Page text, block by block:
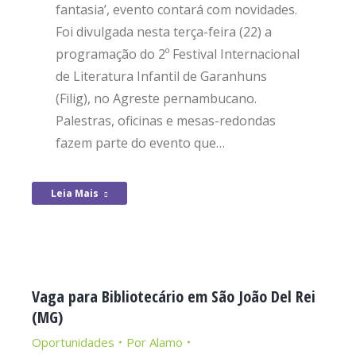
fantasia’, evento contará com novidades.
Foi divulgada nesta terça-feira (22) a
programação do 2º Festival Internacional
de Literatura Infantil de Garanhuns
(Filig), no Agreste pernambucano.
Palestras, oficinas e mesas-redondas
fazem parte do evento que…
Leia Mais
Vaga para Bibliotecário em São João Del Rei
(MG)
Oportunidades Por Alamo